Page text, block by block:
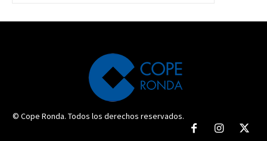
© Cope Ronda. Todos los derechos reservados.